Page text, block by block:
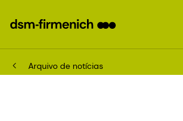
Arquivo de notícias